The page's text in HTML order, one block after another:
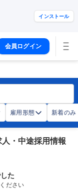
インストール
会員ログイン
雇用形態 新着のみ
・中途採用情報
た
ださい